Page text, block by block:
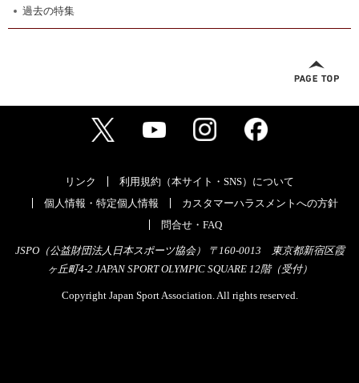
過去の特集
リンク
利用規約（本サイト・SNS）について
個人情報・特定個人情報
カスタマーハラスメントへの方針
問合せ・FAQ
JSPO（公益財団法人日本スポーツ協会） 〒160-0013 東京都新宿区霞
ヶ丘町4-2 JAPAN SPORT OLYMPIC SQUARE 12階（受付）
Copyright Japan Sport Association. All rights reserved.